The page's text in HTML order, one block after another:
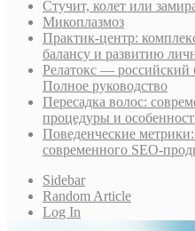
Стучит, колет или
Микоплазмоз
Практик-центр:
балансу и развитию
Релатокс — российский
Полное руководство
Пересадка волос:
процедуры и
Поведенческие
современного SEO-
Sidebar
Random Article
Log In